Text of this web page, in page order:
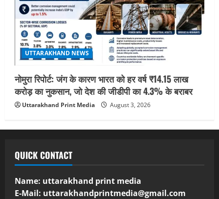
UTTARAKHAND NEWS
नोमुरा रिपोर्ट: जंग के कारण भारत को हर वर्ष ₹14.15 लाख
करोड़ का नुकसान, जो देश की जीडीपी का 4.3% के बराबर
Uttarakhand Print Media August 3, 2026
QUICK CONTACT
Name: uttarakhand print media
E-Mail: uttarakhandprintmedia@gmail.com